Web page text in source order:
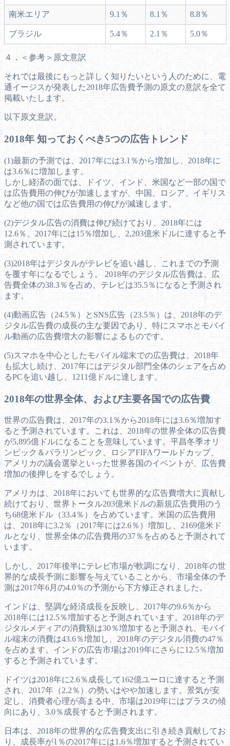
南米エリア 9.1％ 8.1％ 8.8％
ブラジル 5.4％ 2.1％ 5.0％
４．＜参考＞原文意訳
それでは最後にもっと詳しく知りたいという人のために、電
通イージスが発表した2018年広告費予測の原文の意訳を全て
掲載いたします。
以下原文意訳。
2018年 知っておくべき5つの広告トレンド
(1)最新の予測では、2017年には3.1％から増加し、2018年に
は3.6％に増加します。
しかし経済の面では、ドイツ、インド、米国など一部の国で
は広告費用の伸びが加速しますが、中国、ロシア、イギリス
など他の国では広告費用の伸びが減速します。
(2)デジタル広告の消費は伸び続けており、2018年には
12.6％、2017年には15％増加し、2,203億米ドルに達すると予
測されています。
(3)2018年はデジタルがテレビを追い越し、これまでの予測
を覆す年になるでしょう。 2018年のデジタル広告費は、広
告費全体の38.3％を占め、テレビは35.5％になると予測され
ます。
(4)動画広告（24.5％）とSNS広告（23.5％）は、2018年のデ
ジタル広告費の成長の主な要因であり、特にスマホとモバイ
ル動画の広告費増大の影響によるものです。
(5)スマホを中心としたモバイル端末での広告費は、2018年
も拡大し続け、2017年にはデジタル部門全体のシェアを占め
るPCを追い越し、1211億ドルに達します。
2018年の世界全体、および主要各国での広告費
世界の広告費は、2017年の3.1％から2018年には3.6％増加す
ると予測されています。これは、2018年の世界全体の広告費
が5,895億ドルになることを意味しています。平昌冬季オリ
ンピック＆パラリンピック、ロシアFIFAワールドカップ、
アメリカの議会選挙といった世界各国のイベントが、広告費
増加の後押しをするでしょう。
アメリカは、2018年においても世界的な広告費増大に貢献し
続けており、世界トータル203億米ドルの新規広告費用のう
ち68億米ドル（33.4％）を占めています。米国の広告費用
は、2018年に3.2％（2017年には2.6％）増加し、2169億米ド
ルとなり、世界全体の広告費用の37％を占めると予測されて
います。
しかし、2017年後半にテレビ市場が軟調になり、2018年の世
界的な成長予測に影響を与えていることから、市場全体の予
測は2017年6月の4.0％の予測から下方修正されました。
インドは、堅調な経済成長を反映し、2017年の9.6％から
2018年には12.5％増加すると予測されています。2018年のデ
ジタルメディアの消費額は30％増加すると予測され、モバイ
ル端末の消費は43.6％増加し、2018年のデジタル消費の47％
を占めます。インドの広告市場は2019年にさらに12.5％増加
すると予測されています。
ドイツは2018年に2.6％成長して162億ユーロに達すると予測
され、2017年（2.2％）の勢いはやや加速します。景気が安
定し、消費者心理が高まる中、市場は2019年にはプラスの傾
向にあり、3.0％成長すると予測されます。
日本は、2018年の世界的な広告費支出に引き続き貢献してお
り、成長率が1％の2017年には1.6％増加すると予測されてい